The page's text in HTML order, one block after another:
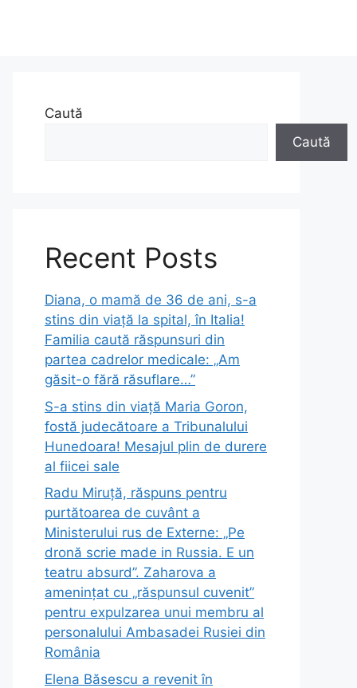
Caută
Caută
Recent Posts
Diana, o mamă de 36 de ani, s-a
stins din viață la spital, în Italia!
Familia caută răspunsuri din
partea cadrelor medicale: „Am
găsit-o fără răsuflare…”
S-a stins din viață Maria Goron,
fostă judecătoare a Tribunalului
Hunedoara! Mesajul plin de durere
al fiicei sale
Radu Miruță, răspuns pentru
purtătoarea de cuvânt a
Ministerului rus de Externe: „Pe
dronă scrie made in Russia. E un
teatru absurd”. Zaharova a
amenințat cu „răspunsul cuvenit”
pentru expulzarea unui membru al
personalului Ambasadei Rusiei din
România
Elena Băsescu a revenit în